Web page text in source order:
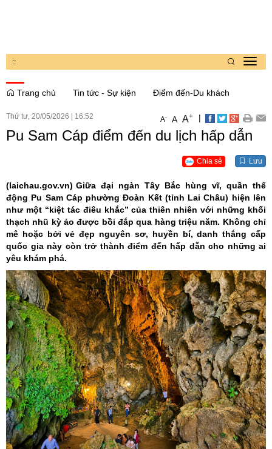
::
Trang chủ
Tin tức - Sự kiện Điểm đến-Du khách
Thứ tư, 20/05/2026 16:52 A- A A+ |
Pu Sam Cáp điểm đến du lịch hấp dẫn
Chia sẻ Lưu
(laichau.gov.vn) Giữa đại ngàn Tây Bắc hùng vĩ, quần thể
động Pu Sam Cáp phường Đoàn Kết (tỉnh Lai Châu) hiện lên
như một “kiệt tác điêu khắc” của thiên nhiên với những khối
thạch nhũ kỳ ảo được bồi đắp qua hàng triệu năm. Không chỉ
mê hoặc bởi vẻ đẹp nguyên sơ, huyền bí, danh thắng cấp
quốc gia này còn trở thành điểm đến hấp dẫn cho những ai
yêu khám phá.